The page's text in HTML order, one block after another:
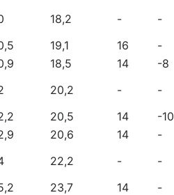
18,2 - -
19,1 16 -
18,5 14 -8
20,2 - -
20,5 14 -10
20,6 14 -
22,2 - -
23,7 14 -